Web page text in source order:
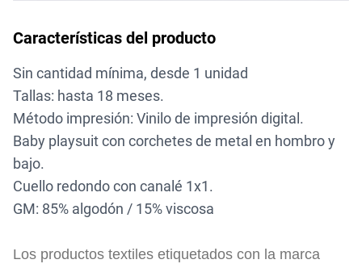
Características del producto
Sin cantidad mínima, desde 1 unidad
Tallas: hasta 18 meses.
Método impresión: Vinilo de impresión digital.
Baby playsuit con corchetes de metal en hombro y
bajo.
Cuello redondo con canalé 1x1.
GM: 85% algodón / 15% viscosa
Los productos textiles etiquetados con la marca